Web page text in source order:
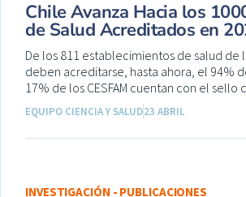
Chile Avanza Hacia los
de Salud Acreditados en
De los 811 establecimientos de salud de
deben acreditarse, hasta ahora, el 94%
17% de los CESFAM cuentan con el sello
EQUIPO CIENCIA Y SALUD23 ABRIL
INVESTIGACIÓN - PUBLICACIONES